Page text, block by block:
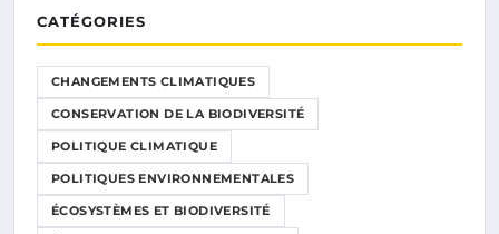
CATÉGORIES
CHANGEMENTS CLIMATIQUES
CONSERVATION DE LA BIODIVERSITÉ
POLITIQUE CLIMATIQUE
POLITIQUES ENVIRONNEMENTALES
ÉCOSYSTÈMES ET BIODIVERSITÉ